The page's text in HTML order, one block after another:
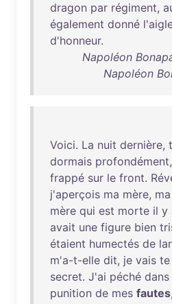
dragon par régiment,
également donné
d'honneur.
Napoléon
Napoléon
Voici. La nuit dernière,
dormais profondément,
frappé sur le front.
j'aperçois ma mère, ma
mère qui est morte il y
avait une figure bien
étaient humectés de
m'a-t-elle dit, je vais te
secret. J'ai péché dans
punition de mes fautes,